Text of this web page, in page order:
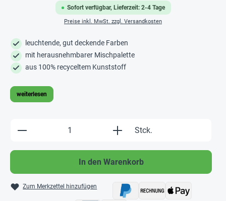
Sofort verfügbar, Lieferzeit: 2-4 Tage
Preise inkl. MwSt. zzgl. Versandkosten
leuchtende, gut deckende Farben
mit herausnehmbarer Mischpalette
aus 100% recyceltem Kunststoff
weiterlesen
Produkt Anzahl: Gib den gewünschten
Stck.
In den Warenkorb
Zum Merkzettel hinzufügen